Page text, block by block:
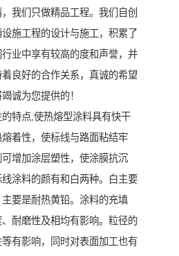
我们只做精品工程。我们自创
施工程的设计与施工，积累了
业中享有较高的度和声誉，并
良好的合作关系，真诚的希望
诚为您提供的！
特点,使热熔型涂料具有快干
着性，使标线与路面粘结牢
增加涂层塑性，使涂膜抗沉
涂料的颜有和白两种。白主要
要是耐热黄铅。涂料的充填
耐磨性及相均有影响。粒径的
有影响，同时对表面加工也有